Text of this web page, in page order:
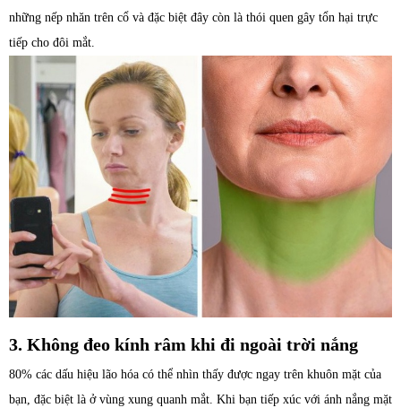
những nếp nhăn trên cổ và đặc biệt đây còn là thói quen gây tổn hại trực
tiếp cho đôi mắt.
3. Không đeo kính râm khi đi ngoài trời nắng
80% các dấu hiệu lão hóa có thể nhìn thấy được ngay trên khuôn mặt của
bạn, đặc biệt là ở vùng xung quanh mắt. Khi bạn tiếp xúc với ánh nắng mặt